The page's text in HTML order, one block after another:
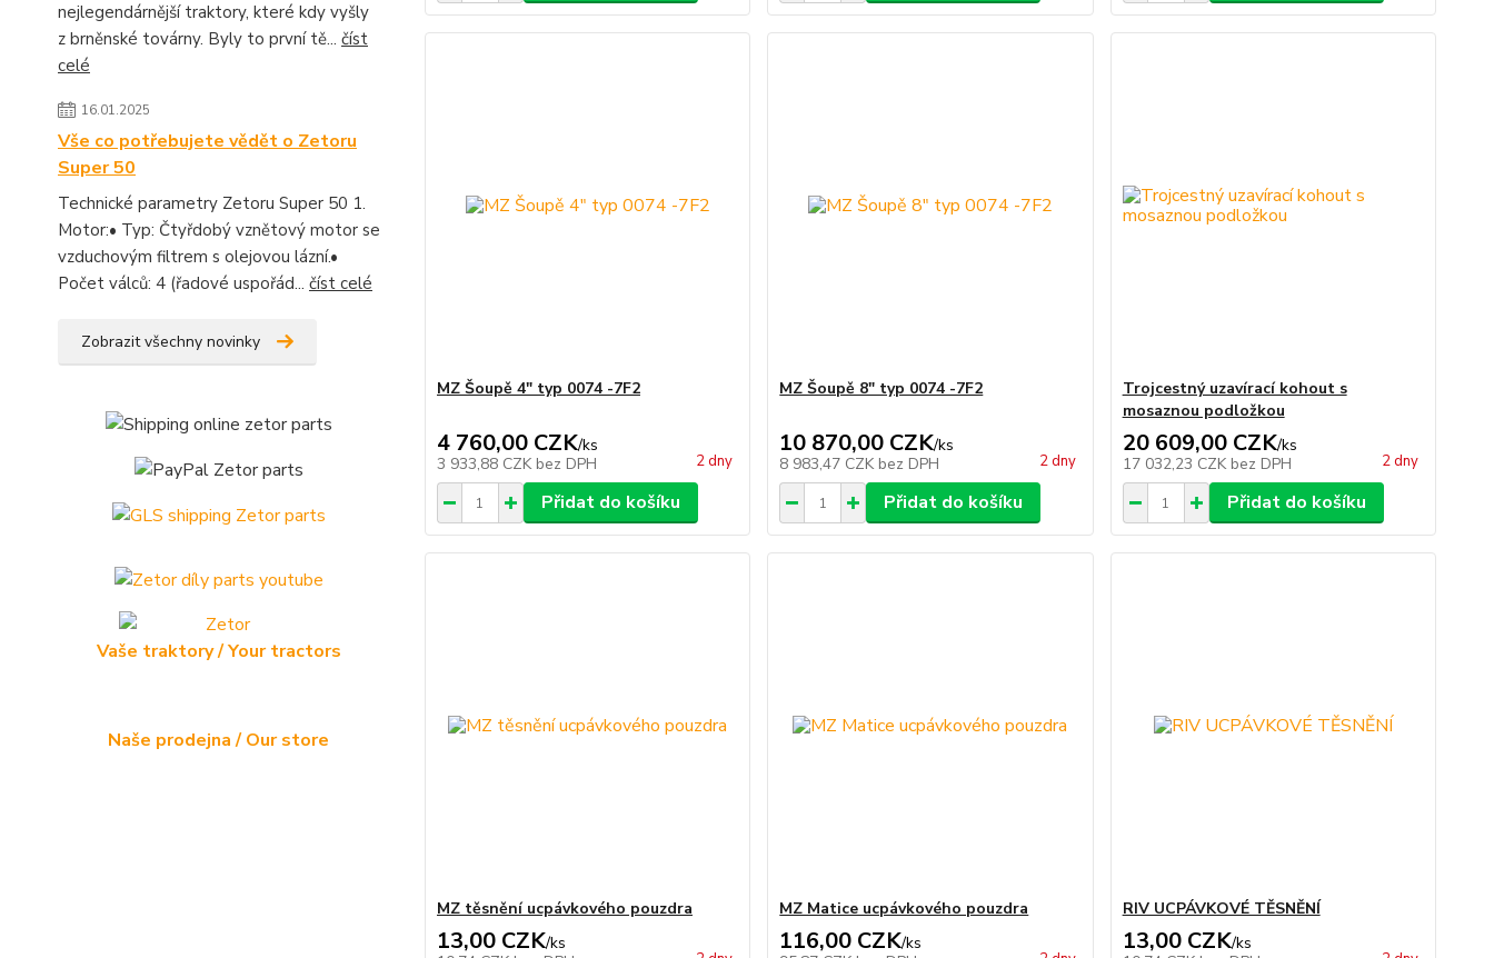
nejlegendárnější traktory, které kdy vyšly
z brněnské továrny. Byly to první tě... číst
celé
16.01.2025
Vše co potřebujete vědět o Zetoru
Super 50
Technické parametry Zetoru Super 50 1.
Motor:• Typ: Čtyřdobý vznětový motor se
vzduchovým filtrem s olejovou lázní.•
Počet válců: 4 (řadové uspořád... číst celé
Zobrazit všechny novinky
Vaše traktory / Your tractors
Naše prodejna / Our store
MZ Šoupě 4" typ 0074 -7F2
4 760,00 CZK/ks
3 933,88 CZK bez DPH 2 dny
Přidat do košíku
MZ Šoupě 8" typ 0074 -7F2
10 870,00 CZK/ks
8 983,47 CZK bez DPH 2 dny
Přidat do košíku
Trojcestný uzavírací kohout s
mosaznou podložkou
20 609,00 CZK/ks
17 032,23 CZK bez DPH 2 dny
Přidat do košíku
MZ těsnění ucpávkového pouzdra
13,00 CZK/ks
MZ Matice ucpávkového pouzdra
116,00 CZK/ks
RIV UCPÁVKOVÉ TĚSNĚNÍ
13,00 CZK/ks